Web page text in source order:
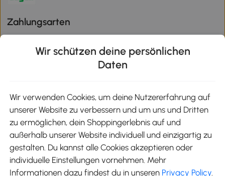
Zahlungsarten
Aosom-App
Google Play
Wir schützen deine persönlichen
Daten
Wir verwenden Cookies, um deine Nutzererfahrung auf
unserer Website zu verbessern und um uns und Dritten
zu ermöglichen, dein Shoppingerlebnis auf und
außerhalb unserer Website individuell und einzigartig zu
gestalten. Du kannst alle Cookies akzeptieren oder
individuelle Einstellungen vornehmen. Mehr
Informationen dazu findest du in unseren Privacy Policy.